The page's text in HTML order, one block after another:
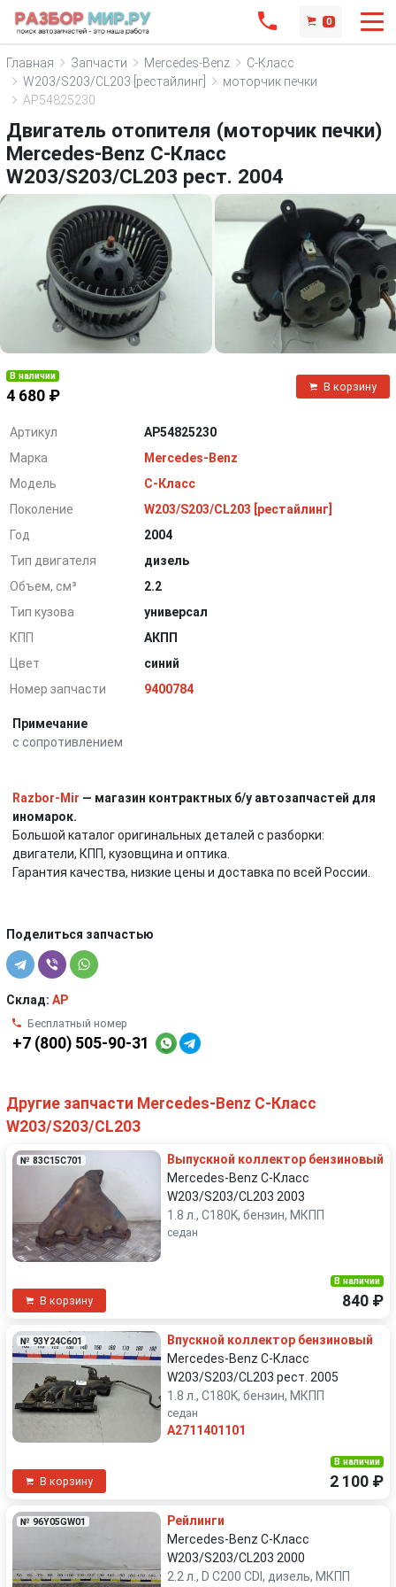
0
Главная Запчасти Mercedes-Benz
C-Класс
W203/S203/CL203 [рестайлинг]
моторчик печки
AP54825230
Двигатель отопителя (моторчик печки)
Mercedes-Benz C-Класс
W203/S203/CL203 рест. 2004
В наличии
4 680 ₽
В корзину
Артикул
AP54825230
Марка
Mercedes-Benz
Модель
C-Класс
Поколение
W203/S203/CL203 [рестайлинг]
Год
2004
Тип двигателя
дизель
Объем, см³
2.2
Тип кузова
универсал
КПП
АКПП
Цвет
синий
Номер запчасти
9400784
Примечание
с сопротивлением
Razbor-Mir — магазин контрактных б/у автозапчастей для
иномарок.
Большой каталог оригинальных деталей с разборки:
двигатели, КПП, кузовщина и оптика.
Гарантия качества, низкие цены и доставка по всей России.
Поделиться запчастью
Склад: AP
Бесплатный номер
+7 (800) 505-90-31
Другие запчасти Mercedes-Benz C-Класс
W203/S203/CL203
№ 83C15C701
Выпускной коллектор бензиновый
Mercedes-Benz C-Класс
W203/S203/CL203 2003
1.8 л., C180K, бензин, МКПП
седан
В корзину
В наличии
840 ₽
№ 93Y24C601
Впускной коллектор бензиновый
Mercedes-Benz C-Класс
W203/S203/CL203 рест. 2005
1.8 л., C180K, бензин, МКПП
седан
A2711401101
В корзину
В наличии
2 100 ₽
№ 96Y05GW01
Рейлинги
Mercedes-Benz C-Класс
W203/S203/CL203 2000
2.2 л., D C200 CDI, дизель, МКПП